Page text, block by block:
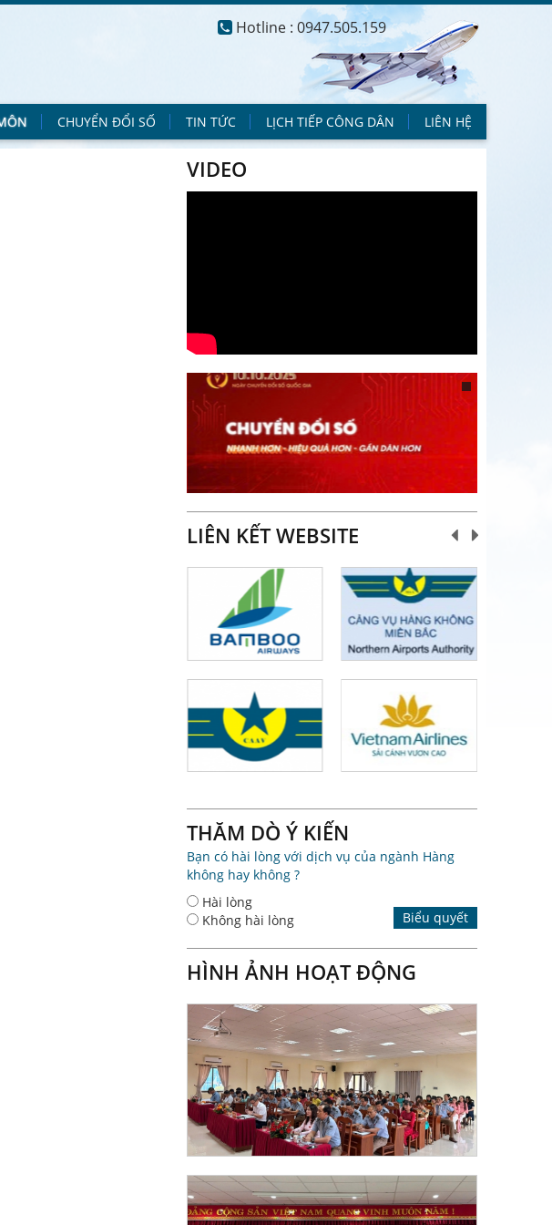
Hotline : 0947.505.159
CHUYỂN ĐỔI SỐ TIN TỨC LỊCH TIẾP CÔNG DÂN LIÊN HỆ
VIDEO
LIÊN KẾT WEBSITE
THĂM DÒ Ý KIẾN
Bạn có hài lòng với dịch vụ của ngành Hàng
không hay không ?
Hài lòng
Không hài lòng
Biểu quyết
HÌNH ẢNH HOẠT ĐỘNG